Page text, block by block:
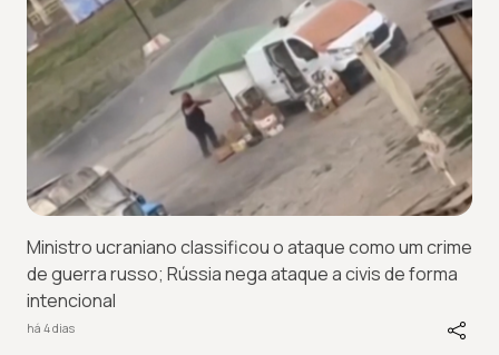
Ministro ucraniano classificou o ataque como um crime
de guerra russo; Rússia nega ataque a civis de forma
intencional
há 4 dias